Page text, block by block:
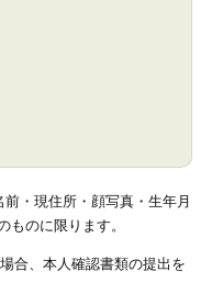
・現住所・顔写真・生年月
ものに限ります。
合、本人確認書類の提出を